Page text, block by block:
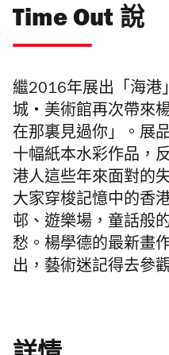
Time Out 說
繼2016年展出「海港
城‧美術館再次帶來
在那裏見過你」。展
十幅紙本水彩作品，
港人這些年來面對的
大家穿梭記憶中的香
邨、遊樂場，童話般
愁。楊學德的最新畫
出， 藝術迷記得去參觀